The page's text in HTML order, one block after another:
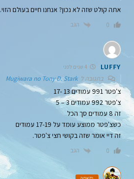
אתה קולט שזה לא נכון? אנחנו חיים בעולם הזוי.
0 הגב
LUFFY 4 שנים לפני
בתגובה לMugiwara no Tony D. Stark
צ'פטר 991 עמודים 13 -17
צ'פטר 992 עמודים 3 – 5
זה 8 עמודים סך הכל
כשצ'פטר ממוצע עומד על 17-19 עמודים
זה דיי אומר שזה בקושי חצי צ'פטר.
0 הגב